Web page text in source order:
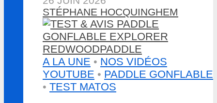
STÉPHANE HOCQUINGHEM
A LA UNE • NOS VIDÉOS
YOUTUBE • PADDLE GONFLABLE
• TEST MATOS